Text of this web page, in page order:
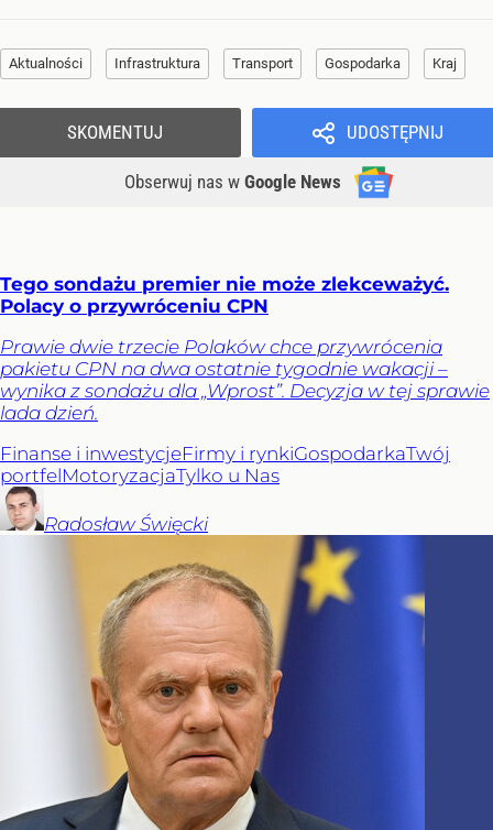
Aktualności Infrastruktura Transport Gospodarka Kraj
UDOSTĘPNIJ
Obserwuj nas w Google News
SKOMENTUJ
Tego sondażu premier nie może zlekceważyć.
Polacy o przywróceniu CPN
Prawie dwie trzecie Polaków chce przywrócenia
pakietu CPN na dwa ostatnie tygodnie wakacji –
wynika z sondażu dla „Wprost”. Decyzja w tej sprawie
lada dzień.
Finanse i inwestycjeFirmy i rynkiGospodarkaTwój
portfelMotoryzacjaTylko u Nas
Radosław Święcki